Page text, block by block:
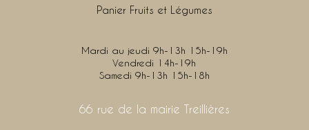
Panier Fruits et Légumes
Mardi au jeudi 9h-13h 15h-19h
Vendredi 14h-19h
Samedi 9h-13h 15h-18h
66 rue de la mairie Treillières